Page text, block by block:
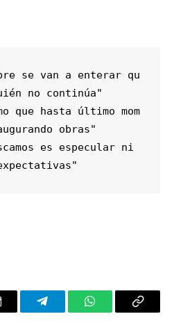
se van a enterar qu
no continúa"
que hasta último mom
obras"
es especular ni
TelegramWhatsAppCopy